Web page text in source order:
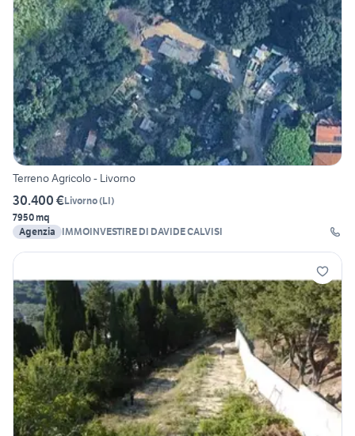
Terreno Agricolo - Livorno
30.400 €Livorno(LI)
7950 mq
Agenzia
IMMOINVESTIRE DI DAVIDE CALVISI